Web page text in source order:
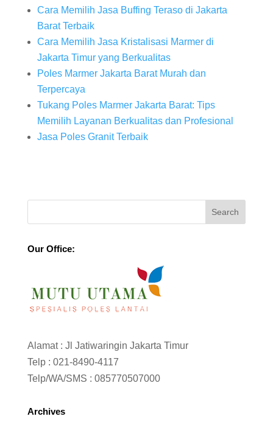
Cara Memilih Jasa Buffing Teraso di Jakarta
Barat Terbaik
Cara Memilih Jasa Kristalisasi Marmer di
Jakarta Timur yang Berkualitas
Poles Marmer Jakarta Barat Murah dan
Terpercaya
Tukang Poles Marmer Jakarta Barat: Tips
Memilih Layanan Berkualitas dan Profesional
Jasa Poles Granit Terbaik
Our Office:
Alamat : Jl Jatiwaringin Jakarta Timur
Telp : 021-8490-4117
Telp/WA/SMS : 085770507000
Archives